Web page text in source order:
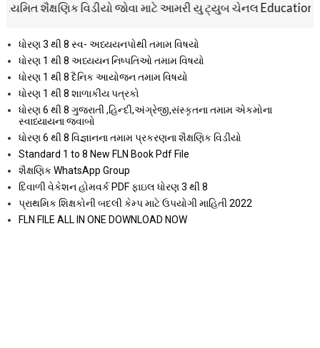
વિડીયો જોવા માટે આમરી યુ ટ્યુબ ચેનલ Education
ધોરણ 3 થી 8 સ્વ- અધ્યયનપોથી તમામ વિષયો
ધોરણ 1 થી 8 અધ્યયન નિષ્પતિઓ તમામ વિષયો
ધોરણ 1 થી 8 દૈનિક આયોજન તમામ વિષયો
ધોરણ 1 થી 8 શાળાકીય પત્રકો
ધોરણ 6 થી 8 ગુજરાતી ,હિન્દી,અંગ્રેજી,સંસ્કૃતના તમામ એકમોના
સ્વાધ્યાયના જવાબો
ધોરણ 6 થી 8 વિજ્ઞાનના તમામ પ્રકરણના શૈક્ષણિક વિડીયો
Standard 1 to 8 New FLN Book Pdf File
શૈક્ષણિક WhatsApp Group
દિવાળી વેકેશન હોમવર્ક PDF ફાઇલ ધોરણ 3 થી 8
પ્રાથમિક શિક્ષકોની બદલી કેમ્પ માટે ઉપયોગી માહિતી 2022
FLN FILE ALL IN ONE DOWNLOAD NOW